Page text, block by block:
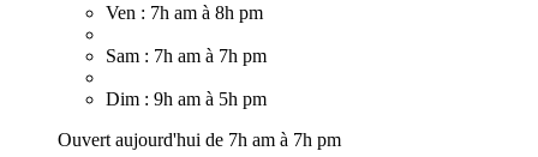
Ven : 7h am à 8h pm
Sam : 7h am à 7h pm
Dim : 9h am à 5h pm
Ouvert aujourd'hui de 7h am à 7h pm